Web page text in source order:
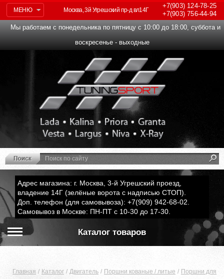
МЕНЮ
+7(903)124-78-25
+7(903)756-44-94
Москва, 3й Угрешский пр-д вл14Г
Мы работаем с понедельника по пятницу с 10:00 до 18:00, суббота и
воскресенье - выходные
Адрес магазина: г. Москва, 3-й Угрешский проезд,
владение 14Г (зелёные ворота с надписью СТОП).
Доп. телефон (для самовывоза): +7(909) 942-68-02.
Самовывоз в Москве: ПН-ПТ с 10-30 до 17-30.
Каталог товаров
Главная Каталог Двигатель Поршни кованые / литые Поршни для